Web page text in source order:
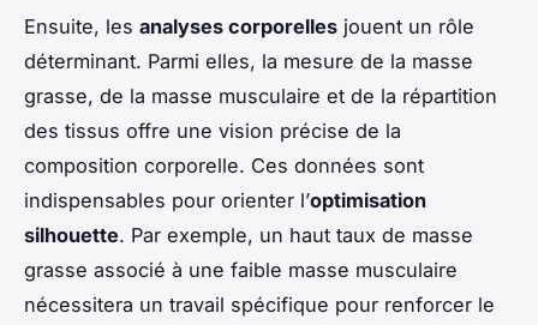
Ensuite, les analyses corporelles jouent un rôle
déterminant. Parmi elles, la mesure de la masse
grasse, de la masse musculaire et de la répartition
des tissus offre une vision précise de la
composition corporelle. Ces données sont
indispensables pour orienter l’optimisation
silhouette. Par exemple, un haut taux de masse
grasse associé à une faible masse musculaire
nécessitera un travail spécifique pour renforcer le